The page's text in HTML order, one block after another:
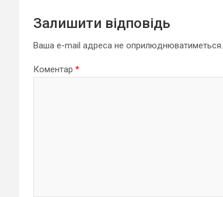
Залишити відповідь
Ваша e-mail адреса не оприлюднюватиметься.
Коментар *